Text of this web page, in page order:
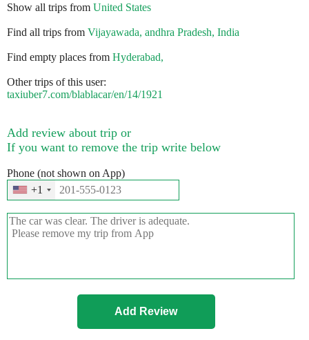
Show all trips from United States
Find all trips from Vijayawada, andhra Pradesh, India
Find empty places from Hyderabad,
Other trips of this user:
taxiuber7.com/blablacar/en/14/1921
Add review about trip or
If you want to remove the trip write below
Phone (not shown on App)
+1